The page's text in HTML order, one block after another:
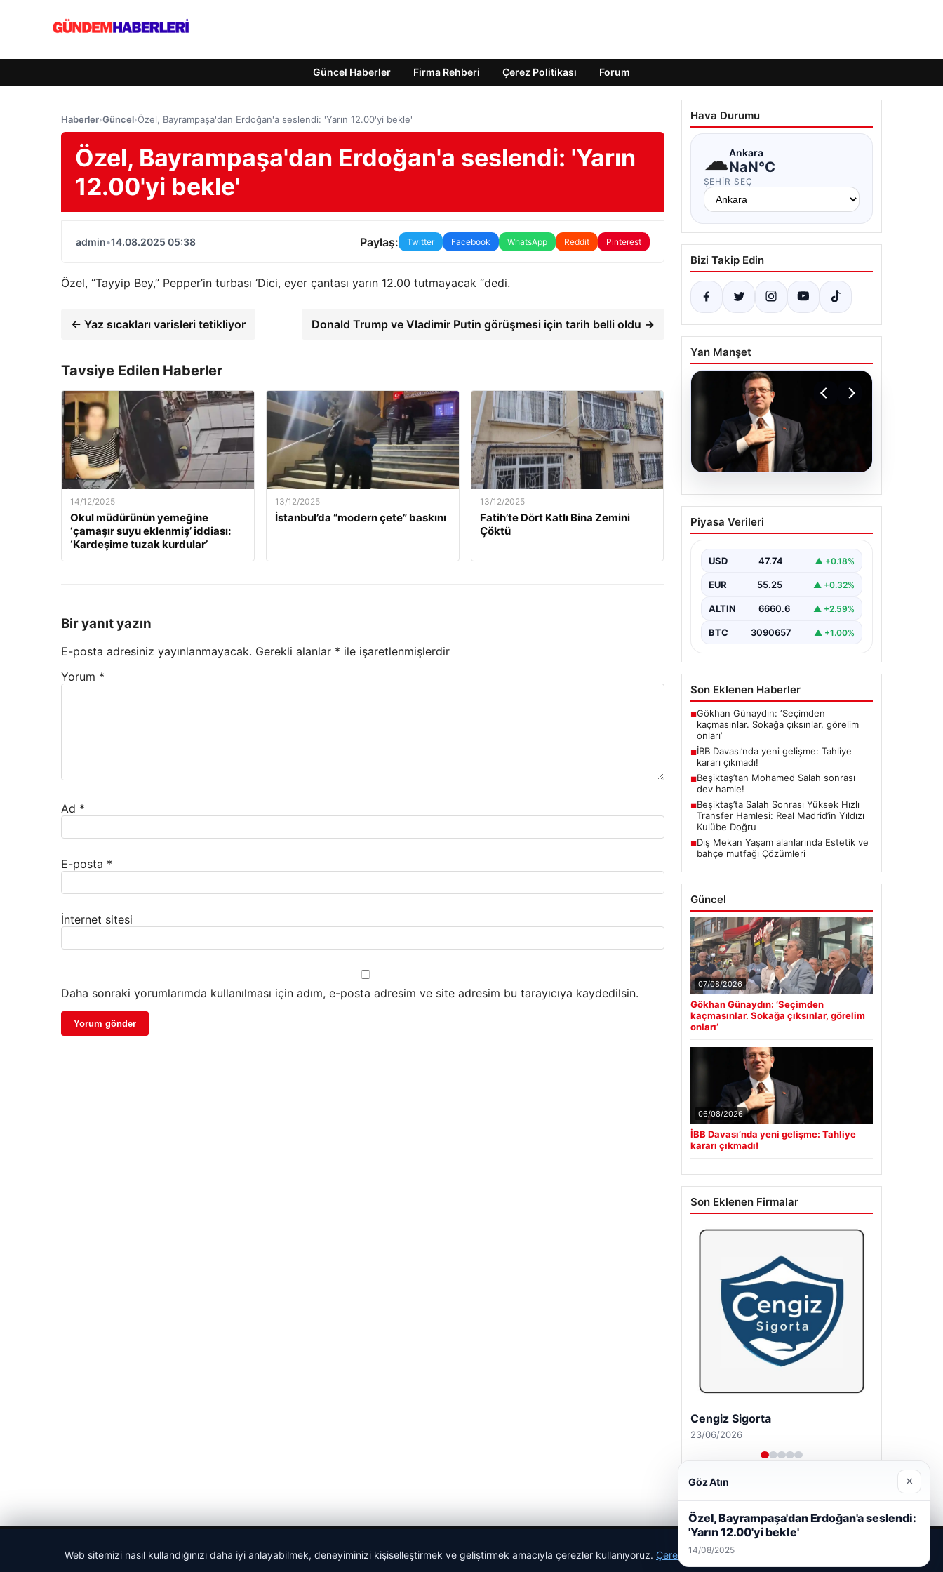
Güncel Haberler Firma Rehberi Çerez Politikası Forum
Haberler›Güncel›Özel, Bayrampaşa'dan Erdoğan'a seslendi: 'Yarın 12.00'yi bekle'
Özel, Bayrampaşa'dan Erdoğan'a seslendi: 'Yarın
12.00'yi bekle'
admin•14.08.2025 05:38 Paylaş: Twitter Facebook WhatsApp Reddit Pinterest
Özel, “Tayyip Bey,” Pepper’in turbası ‘Dici, eyer çantası yarın 12.00 tutmayacak “dedi.
← Yaz sıcakları varisleri tetikliyor Donald Trump ve Vladimir Putin görüşmesi için tarih belli oldu →
Tavsiye Edilen Haberler
14/12/2025
Okul müdürünün yemeğine
‘çamaşır suyu eklenmiş’ iddiası:
‘Kardeşime tuzak kurdular’
13/12/2025
İstanbul’da “modern çete” baskını
13/12/2025
Fatih’te Dört Katlı Bina Zemini
Çöktü
Bir yanıt yazın
E-posta adresiniz yayınlanmayacak. Gerekli alanlar * ile işaretlenmişlerdir
Yorum *
Ad *
E-posta *
İnternet sitesi
Daha sonraki yorumlarımda kullanılması için adım, e-posta adresim ve site adresim bu tarayıcıya kaydedilsin.
Hava Durumu
☁Ankara
NaN°C
ŞEHIR SEÇ
Bizi Takip Edin
Yan Manşet
06.08.2026
İBB Davası’nda yeni
gelişme: Tahliye kararı
Piyasa Verileri
USD 47.74 ▲ +0.18%
EUR 55.25 ▲ +0.32%
ALTIN 6660.6 ▲ +2.59%
BTC 3090657 ▲ +1.00%
Son Eklenen Haberler
■Gökhan Günaydın: ‘Seçimden
kaçmasınlar. Sokağa çıksınlar, görelim
onları’
■İBB Davası’nda yeni gelişme: Tahliye
kararı çıkmadı!
■Beşiktaş’tan Mohamed Salah sonrası
dev hamle!
■Beşiktaş’ta Salah Sonrası Yüksek Hızlı
Transfer Hamlesi: Real Madrid’in Yıldızı
Kulübe Doğru
■Dış Mekan Yaşam alanlarında Estetik ve
bahçe mutfağı Çözümleri
Güncel
07/08/2026
Gökhan Günaydın: ‘Seçimden
kaçmasınlar. Sokağa çıksınlar, görelim
onları’
06/08/2026
İBB Davası’nda yeni gelişme: Tahliye
kararı çıkmadı!
Son Eklenen Firmalar
Cengiz Sigorta
23/06/2026
Web sitemizi nasıl kullandığınızı daha iyi anlayabilmek, deneyiminizi kişiselleştirmek ve geliştirmek amacıyla çerezler kullanıyoruz. Çerez Politikamız
Göz Atın ×
Özel, Bayrampaşa'dan Erdoğan'a seslendi:
'Yarın 12.00'yi bekle'
14/08/2025